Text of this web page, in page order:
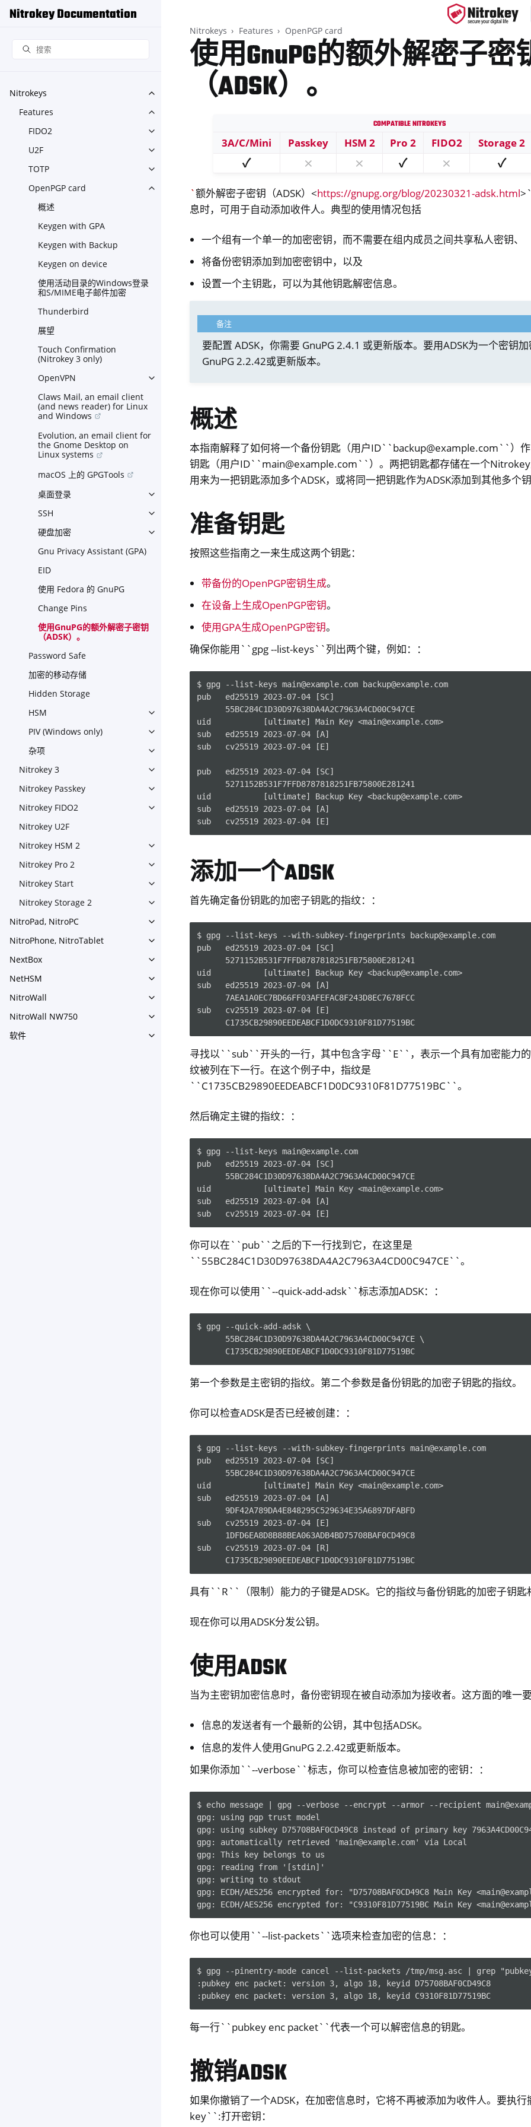
Nitrokey Documentation
Nitrokeys
Toggle navigation of Nitrokeys
Features
Toggle navigation of Features
FIDO2
Toggle navigation of FIDO2
U2F
Toggle navigation of U2F
TOTP
Toggle navigation of TOTP
OpenPGP card
Toggle navigation of OpenPGP card
概述
Keygen with GPA
Keygen with Backup
Keygen on device
使用活动目录的Windows登录
和S/MIME电子邮件加密
Thunderbird
展望
Touch Confirmation
(Nitrokey 3 only)
OpenVPN
Toggle navigation of OpenVPN
Claws Mail, an email client
(and news reader) for Linux
and Windows
Evolution, an email client for
the Gnome Desktop on
Linux systems
macOS 上的 GPGTools
桌面登录
Toggle navigation of 桌面登录
SSH
Toggle navigation of SSH
硬盘加密
Toggle navigation of 硬盘加密
Gnu Privacy Assistant (GPA)
EID
使用 Fedora 的 GnuPG
Change Pins
使用GnuPG的额外解密子密钥
（ADSK）。
Password Safe
加密的移动存储
Hidden Storage
HSM
Toggle navigation of HSM
PIV (Windows only)
Toggle navigation of PIV (Windows only)
杂项
Toggle navigation of 杂项
Nitrokey 3
Toggle navigation of Nitrokey 3
Nitrokey Passkey
Toggle navigation of Nitrokey Passkey
Nitrokey FIDO2
Toggle navigation of Nitrokey FIDO2
Nitrokey U2F
Nitrokey HSM 2
Toggle navigation of Nitrokey HSM 2
Nitrokey Pro 2
Toggle navigation of Nitrokey Pro 2
Nitrokey Start
Toggle navigation of Nitrokey Start
Nitrokey Storage 2
Toggle navigation of Nitrokey Storage 2
NitroPad, NitroPC
Toggle navigation of NitroPad, NitroPC
NitroPhone, NitroTablet
Toggle navigation of NitroPhone, NitroTablet
NextBox
Toggle navigation of NextBox
NetHSM
Toggle navigation of NetHSM
NitroWall
Toggle navigation of NitroWall
NitroWall NW750
Toggle navigation of NitroWall NW750
软件
Toggle navigation of 软件
Nitrokeys Features OpenPGP card
使用GnuPG的额外解密子密
（ADSK）。
Compatible Nitrokeys
3A/C/Mini Passkey HSM 2 Pro 2 FIDO2 Storage 2
✓ ⨯ ⨯ ✓ ⨯ ✓
`额外解密子密钥（ADSK）<https://gnupg.org/blog/20230321-adsk.html
息时，可用于自动添加收件人。典型的使用情况包括
一个组有一个单一的加密密钥，而不需要在组内成员之间共享私人密钥、
将备份密钥添加到加密密钥中，以及
设置一个主钥匙，可以为其他钥匙解密信息。
备注
要配置 ADSK，你需要 GnuPG 2.4.1 或更新版本。要用ADSK为一个密钥
GnuPG 2.2.42或更新版本。
概述
本指南解释了如何将一个备份钥匙（用户ID``backup@example.com``）作
钥匙（用户ID``main@example.com``）。两把钥匙都存储在一个
用来为一把钥匙添加多个ADSK，或将同一把钥匙作为ADSK添加到其他多个
准备钥匙
按照这些指南之一来生成这两个钥匙：
带备份的OpenPGP密钥生成。
在设备上生成OpenPGP密钥。
使用GPA生成OpenPGP密钥。
确保你能用``gpg --list-keys``列出两个键，例如：：
$ gpg --list-keys main@example.com backup@example.com
pub   ed25519 2023-07-04 [SC]
      55BC284C1D30D97638DA4A2C7963A4CD00C947CE
uid           [ultimate] Main Key <main@example.com>
sub   ed25519 2023-07-04 [A]
sub   cv25519 2023-07-04 [E]
pub   ed25519 2023-07-04 [SC]
      5271152B531F7FFD8787818251FB75800E281241
uid           [ultimate] Backup Key <backup@example.com>
sub   ed25519 2023-07-04 [A]
添加一个ADSK
首先确定备份钥匙的加密子钥匙的指纹：：
$ gpg --list-keys --with-subkey-fingerprints backup@example.com
pub   ed25519 2023-07-04 [SC]
      5271152B531F7FFD8787818251FB75800E281241
uid           [ultimate] Backup Key <backup@example.com>
sub   ed25519 2023-07-04 [A]
      7AEA1A0EC7BD66FF03AFEFAC8F243D8EC7678FCC
sub   cv25519 2023-07-04 [E]
寻找以``sub``开头的一行，其中包含字母``E``，表示一个具有加密能力
纹被列在下一行。在这个例子中，指纹是
``C1735CB29890EEDEABCF1D0DC9310F81D77519BC``。
然后确定主键的指纹：：
$ gpg --list-keys main@example.com
pub   ed25519 2023-07-04 [SC]
      55BC284C1D30D97638DA4A2C7963A4CD00C947CE
uid           [ultimate] Main Key <main@example.com>
sub   ed25519 2023-07-04 [A]
你可以在``pub``之后的下一行找到它，在这里是
``55BC284C1D30D97638DA4A2C7963A4CD00C947CE``。
现在你可以使用``--quick-add-adsk``标志添加ADSK：：
$ gpg --quick-add-adsk \
      55BC284C1D30D97638DA4A2C7963A4CD00C947CE \
第一个参数是主密钥的指纹。第二个参数是备份钥匙的加密子钥匙的指纹。
你可以检查ADSK是否已经被创建：：
$ gpg --list-keys --with-subkey-fingerprints main@example.com
pub   ed25519 2023-07-04 [SC]
      55BC284C1D30D97638DA4A2C7963A4CD00C947CE
uid           [ultimate] Main Key <main@example.com>
sub   ed25519 2023-07-04 [A]
      9DF42A789DA4E848295C529634E35A6897DFABFD
sub   cv25519 2023-07-04 [E]
      1DFD6EA8D8B88BEA063ADB4BD75708BAF0CD49C8
sub   cv25519 2023-07-04 [R]
具有``R``（限制）能力的子键是ADSK。它的指纹与备份钥匙的加密子钥匙
现在你可以用ADSK分发公钥。
使用ADSK
当为主密钥加密信息时，备份密钥现在被自动添加为接收者。这方面的唯一
信息的发送者有一个最新的公钥，其中包括ADSK。
信息的发件人使用GnuPG 2.2.42或更新版本。
如果你添加``--verbose``标志，你可以检查信息被加密的密钥：：
$ echo message | gpg --verbose --encrypt --armor --recipient
gpg: using pgp trust model
gpg: using subkey D75708BAF0CD49C8 instead of primary key
gpg: automatically retrieved 'main@example.com' via Local
gpg: This key belongs to us
gpg: reading from '[stdin]'
gpg: writing to stdout
gpg: ECDH/AES256 encrypted for: "D75708BAF0CD49C8 Main Key
你也可以使用``--list-packets``选项来检查加密的信息：：
$ gpg --pinentry-mode cancel --list-packets /tmp/msg.asc | grep
:pubkey enc packet: version 3, algo 18, keyid D75708BAF0CD49C8
每一行``pubkey enc packet``代表一个可以解密信息的钥匙。
撤销ADSK
如果你撤销了一个ADSK，在加密信息时，它将不再被添加为收件人。要执
key``:打开密钥：